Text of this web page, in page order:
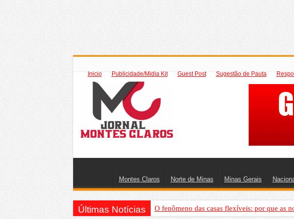
Inicio Publicidade/Midia Kit Guest Post Sugestão de Pauta
Montes Claros Norte de Minas Minas Gerais
Últimas Notícias O fenômeno das casas flexíveis: por que as